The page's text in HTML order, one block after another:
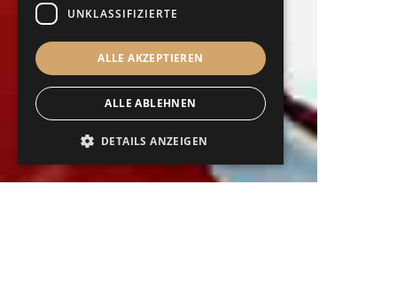
UNKLASSIFIZIERTE
ALLE AKZEPTIEREN
ALLE ABLEHNEN
DETAILS ANZEIGEN